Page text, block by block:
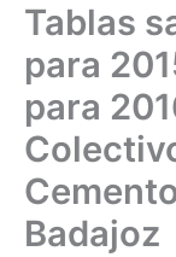
Tablas
para
para
Badajoz